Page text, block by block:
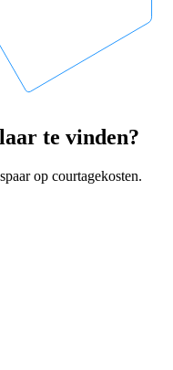
te vinden?
op courtagekosten.